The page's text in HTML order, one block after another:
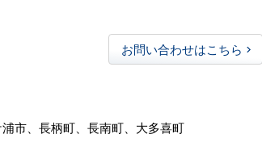
お問い合わせはこちら
市、長柄町、長南町、大多喜町